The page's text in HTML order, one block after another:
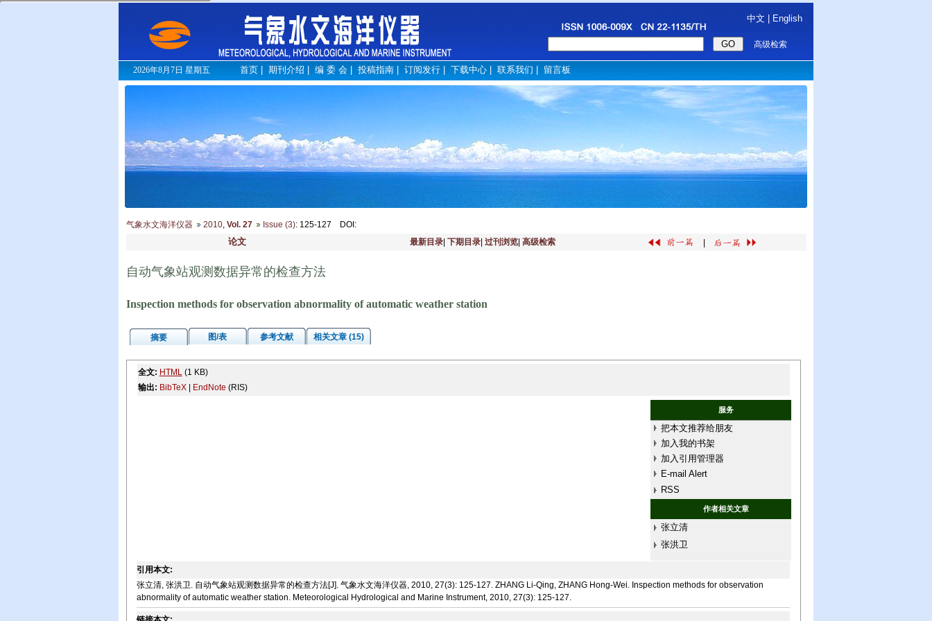
中文 English
高级检索
2026年8月7日 星期五 首页 期刊介绍 编 委 会 投稿指南 订阅发行 下载中心 联系我们 留言板
气象水文海洋仪器 2010, Vol. 27 Issue (3): 125-127 DOI :
论文 最新目录 下期目录 过刊浏览 高级检索
自动气象站观测数据异常的检查方法
Inspection methods for observation abnormality of automatic weather station
摘要 图/表 参考文献 相关文章 (15)
全文: HTML(1 KB)
输出: BibTeX| EndNote (RIS)
服务
把本文推荐给朋友
加入我的书架
加入引用管理器
E-mail Alert
RSS
作者相关文章
张立清
张洪卫
引用本文:
张立清, 张洪卫. 自动气象站观测数据异常的检查方法[J]. 气象水文海洋仪器, 2010, 27(3): 125-127. ZHANG Li-Qing, ZHANG Hong-Wei. Inspection methods for observation
abnormality of automatic weather station. Meteorological Hydrological and Marine Instrument, 2010, 27(3): 125-127.